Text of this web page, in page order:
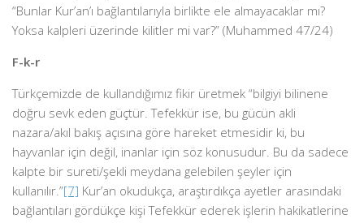
“Bunlar Kur’an’ı bağlantılarıyla birlikte ele almayacaklar mı?
Yoksa kalpleri üzerinde kilitler mi var?” (Muhammed 47/24)
F-k-r
Türkçemizde de kullandığımız fikir üretmek “bilgiyi bilinene
doğru sevk eden güçtür. Tefekkür ise, bu gücün akli
nazara/akıl bakış açısına göre hareket etmesidir ki, bu
hayvanlar için değil, inanlar için söz konusudur. Bu da sadece
kalpte bir sureti/şekli meydana gelebilen şeyler için
kullanılır.”[7] Kur’an okudukça, araştırdıkça ayetler arasındaki
bağlantıları gördükçe kişi Tefekkür ederek işlerin hakikatlerine